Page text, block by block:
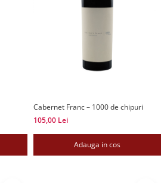
Cabernet Franc – 1000 de chipuri
105,00 Lei
Adauga in cos